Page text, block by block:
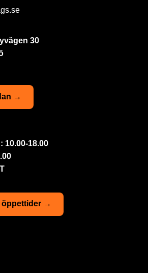
30
→
10.00-18.00
öppettider →